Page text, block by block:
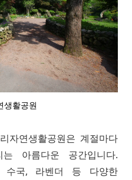
생활공원
자연생활공원은 계절마다
아름다운 공간입니다.
수국, 라벤더 등 다양한